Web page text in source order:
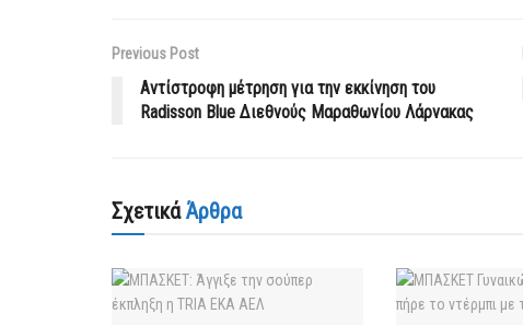
Previous Post
Αντίστροφη μέτρηση για την εκκίνηση του
Radisson Blue Διεθνούς Μαραθωνίου Λάρνακας
ΣχετικάΆρθρα